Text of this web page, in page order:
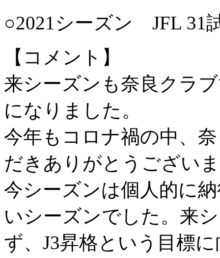
○2021シーズン JFL 31
【コメント】
来シーズンも奈良クラ
になりました。
今年もコロナ禍の中、
だきありがとうござい
今シーズンは個人的に
いシーズンでした。来
ず、J3昇格という目標